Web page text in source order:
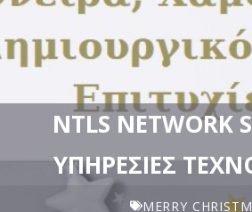
NTLS NETWORK
ΥΠΗΡΕΣΊΕΣ
MERRY